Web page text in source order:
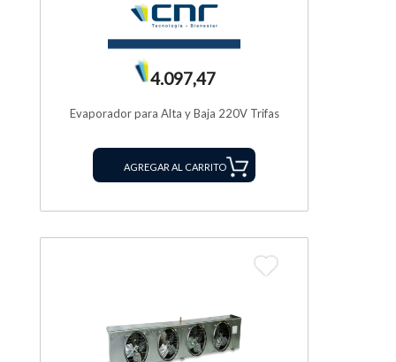
4.097,47
Evaporador para Alta y Baja 220V Trifas
AGREGAR AL CARRITO